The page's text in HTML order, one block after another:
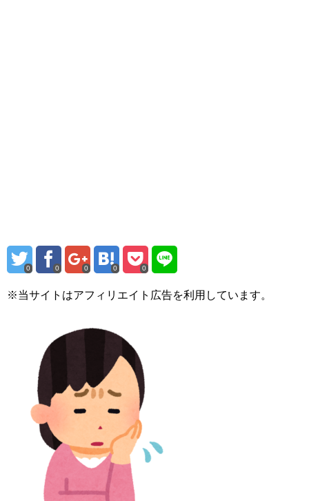
0 0 0 0 0
※当サイトはアフィリエイト広告を利用しています。